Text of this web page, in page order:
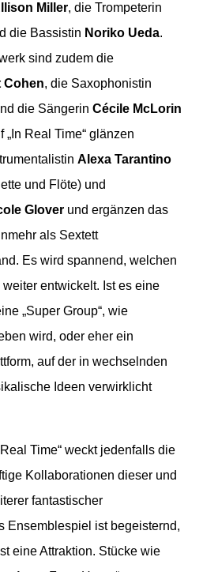
Miller, die Trompeterin
die Bassistin Noriko Ueda.
sind zudem die
Cohen, die Saxophonistin
die Sängerin Cécile McLorin
„In Real Time“ glänzen
Alexa Tarantino
und Flöte) und
Gloverund ergänzen das
als Sextett
Es wird spannend, welchen
entwickelt. Ist es eine
„Super Group“, wie
wird, oder eher ein
auf der in wechselnden
Ideen verwirklicht
Time“ weckt jedenfalls die
Kollaborationen dieser und
fantastischer
Ensemblespiel ist begeisternd,
eine Attraktion. Stücke wie